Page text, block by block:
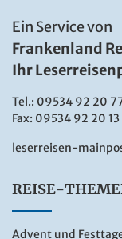
Ein Service von
Frankenland
Ihr
Tel.: 09534 92 20
Fax: 09534 92 20 13
leserreisen-
REISE-
Advent und